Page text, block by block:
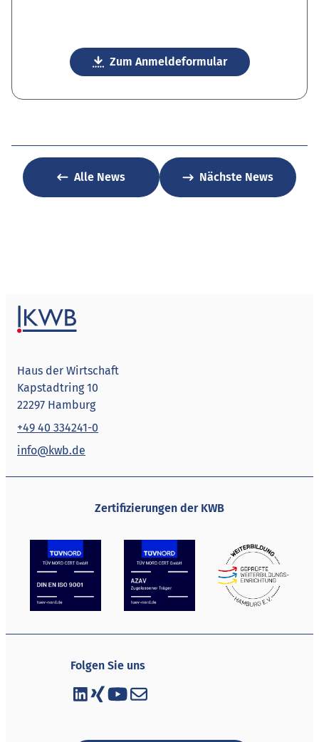
Zum Anmeldeformular
Alle News Nächste News
Haus der Wirtschaft
Kapstadtring 10
22297 Hamburg
+49 40 334241-0
info@kwb.de
Zertifizierungen der KWB
Folgen Sie uns